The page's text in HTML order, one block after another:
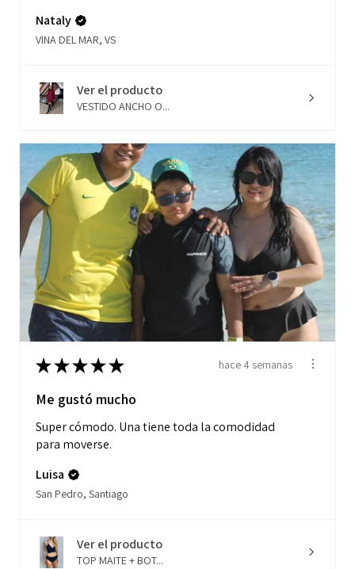
Nataly
VINA DEL MAR, VS
Ver el producto
VESTIDO ANCHO O...
★★★★★ hace 4 semanas
Me gustó mucho
Super cómodo. Una tiene toda la comodidad
para moverse.
Luisa
San Pedro, Santiago
Ver el producto
TOP MAITE + BOT...